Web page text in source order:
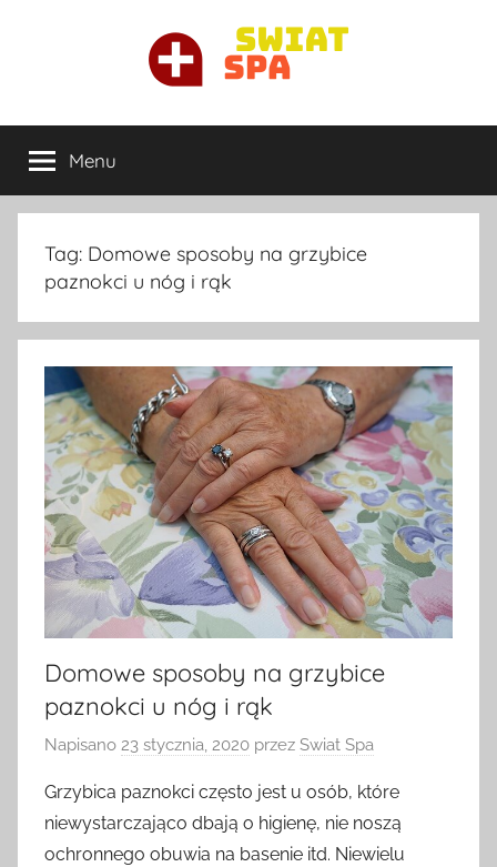
Ortopeda
Warszawa
prywatnie
w
Warszawie
Menu
Tag: Domowe sposoby na grzybice
paznokci u nóg i rąk
Domowe sposoby na grzybice
paznokci u nóg i rąk
Napisano 23 stycznia, 2020 przez Swiat Spa
Grzybica paznokci często jest u osób, które
niewystarczająco dbają o higienę, nie noszą
ochronnego obuwia na basenie itd. Niewielu